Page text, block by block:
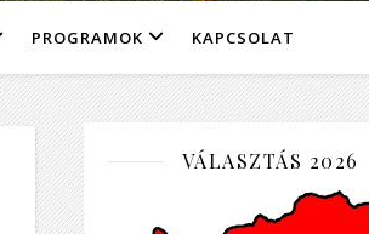
PROGRAMOK KAPCSOLAT
VÁLASZTÁS 2026